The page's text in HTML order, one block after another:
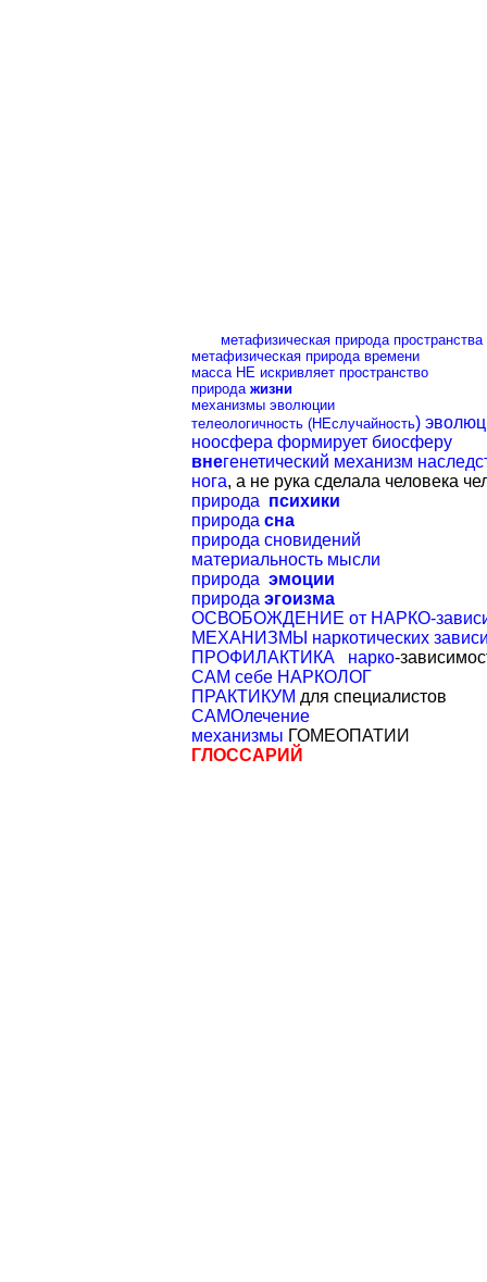
метафизическая природа пространства
метафизическая природа времени
масса НЕ искривляет пространство
природа жизни
механизмы эволюции
телеологичность (НЕслучайность)
ноосфера формирует биосферу
внегенетический механизм
нога, а не рука сделала человека
природа психики
природа сна
природа сновидений
материальность мысли
природа эмоции
природа эгоизма
ОСВОБОЖДЕНИЕ от НАРКО-
МЕХАНИЗМЫ наркотических
ПРОФИЛАКТИКА
нарко-
САМ себе НАРКОЛОГ
ПРАКТИКУМ для специалистов
САМОлечение
механизмы ГОМЕОПАТИИ
ГЛОССАРИЙ